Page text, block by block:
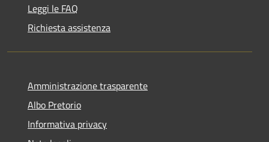
Leggi le FAQ
Richiesta assistenza
Amministrazione trasparente
Albo Pretorio
Informativa privacy